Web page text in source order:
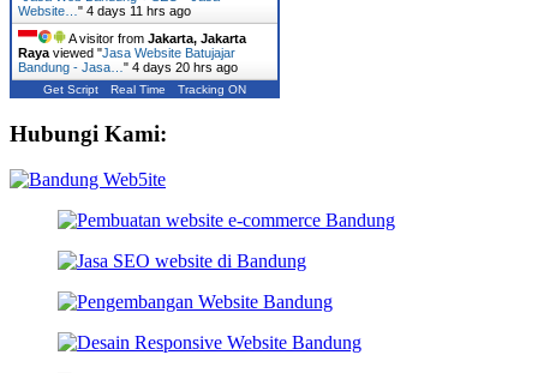
Website… " 4 days 11 hrs ago
A visitor from Jakarta, Jakarta
Raya viewed "Jasa Website Batujajar
Bandung - Jasa… " 4 days 20 hrs ago
Get Script Real Time Tracking ON
Hubungi Kami: